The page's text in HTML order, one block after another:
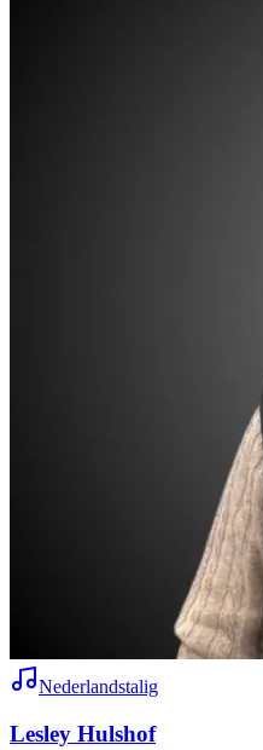
Nederlandstalig
Lesley Hulshof